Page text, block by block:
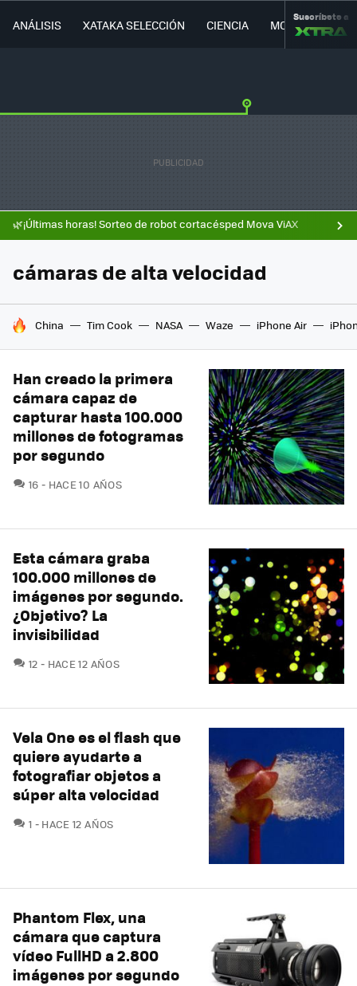
ANÁLISIS XATAKA SELECCIÓN CIENCIA MOVILIDAD
Suscríbete a
🌿¡Últimas horas! Sorteo de robot cortacésped Mova ViAX
cámaras de alta velocidad
HOY SE HABLA DE
China Tim Cook NASA Waze iPhone Air
Han creado la primera
cámara capaz de
capturar hasta 100.000
millones de fotogramas
por segundo
16 COMENTARIOS
HACE 10 AÑOS
Esta cámara graba
100.000 millones de
imágenes por segundo.
¿Objetivo? La
invisibilidad
12 COMENTARIOS
HACE 12 AÑOS
Vela One es el flash que
quiere ayudarte a
fotografiar objetos a
súper alta velocidad
1 COMENTARIOS
HACE 12 AÑOS
Phantom Flex, una
cámara que captura
vídeo FullHD a 2.800
imágenes por segundo